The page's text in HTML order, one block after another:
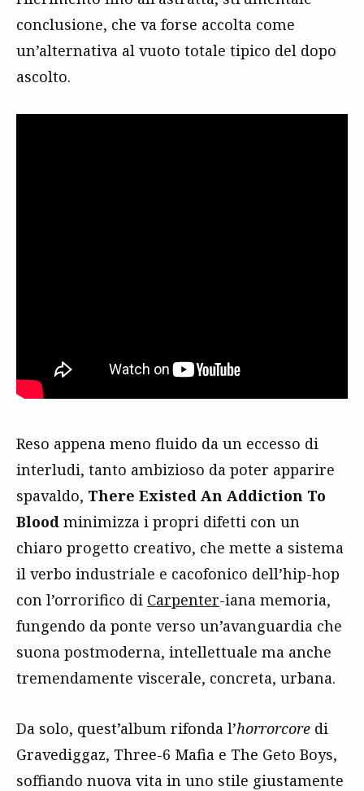
conclusione, che va forse accolta come
un’alternativa al vuoto totale tipico del dopo
ascolto.
Reso appena meno fluido da un eccesso di
interludi, tanto ambizioso da poter apparire
spavaldo, There Existed An Addiction To
Blood minimizza i propri difetti con un
chiaro progetto creativo, che mette a sistema
il verbo industriale e cacofonico dell’hip-hop
con l’orrorifico di Carpenter-iana memoria,
fungendo da ponte verso un’avanguardia che
suona postmoderna, intellettuale ma anche
tremendamente viscerale, concreta, urbana.
Da solo, quest’album rifonda l’horrorcore di
Gravediggaz, Three-6 Mafia e The Geto Boys,
soffiando nuova vita in uno stile giustamente